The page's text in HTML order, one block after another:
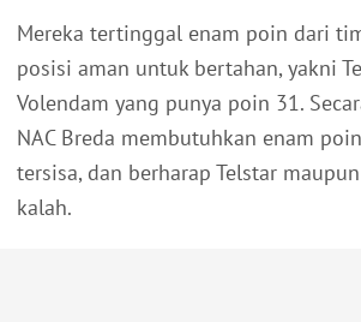
Mereka tertinggal enam poin dari
posisi aman untuk bertahan, yakni
Volendam yang punya poin 31.
NAC Breda membutuhkan enam
tersisa, dan berharap Telstar
kalah.